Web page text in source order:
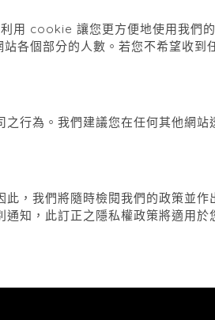
用 cookie 讓您更方便地使用我們
各個部分的人數。若您不希望收到
行為。我們建議您在任何其他網
，我們將隨時檢閱我們的政策並作
知，此訂正之隱私權政策將適用於